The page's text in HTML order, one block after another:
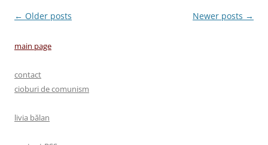
Post
← Older posts Newer posts →
main page
contact
cioburi de comunism
livia bălan